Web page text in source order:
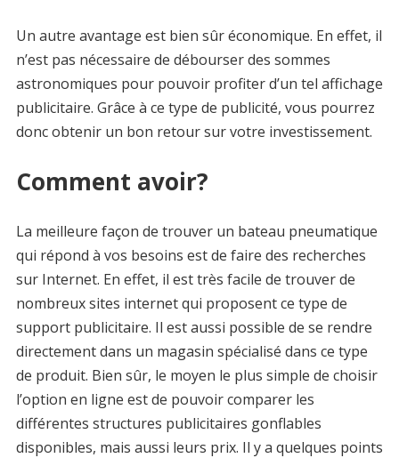
Un autre avantage est bien sûr économique. En effet, il
n’est pas nécessaire de débourser des sommes
astronomiques pour pouvoir profiter d’un tel affichage
publicitaire. Grâce à ce type de publicité, vous pourrez
donc obtenir un bon retour sur votre investissement.
Comment avoir?
La meilleure façon de trouver un bateau pneumatique
qui répond à vos besoins est de faire des recherches
sur Internet. En effet, il est très facile de trouver de
nombreux sites internet qui proposent ce type de
support publicitaire. Il est aussi possible de se rendre
directement dans un magasin spécialisé dans ce type
de produit. Bien sûr, le moyen le plus simple de choisir
l’option en ligne est de pouvoir comparer les
différentes structures publicitaires gonflables
disponibles, mais aussi leurs prix. Il y a quelques points